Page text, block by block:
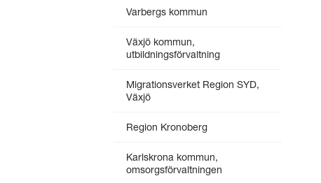
Varbergs kommun
Växjö kommun,
utbildningsförvaltning
Migrationsverket Region SYD,
Växjö
Region Kronoberg
Karlskrona kommun,
omsorgsförvaltningen